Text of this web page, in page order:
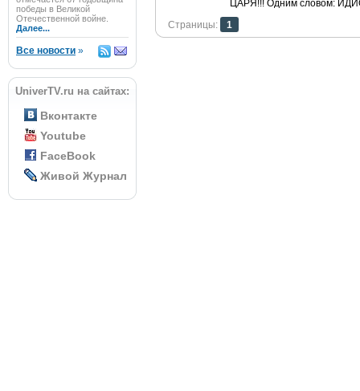
победы в Великой
Отечественной войне.
Далее...
Все новости »
UniverTV.ru на сайтах:
Вконтакте
Youtube
FaceBook
Живой Журнал
ЦАРЯ!!! Одним словом:
Страницы:
1